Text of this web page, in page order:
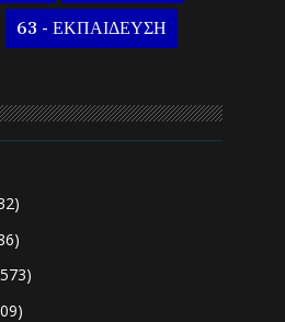
63 - ΕΚΠΑΙΔΕΥΣΗ